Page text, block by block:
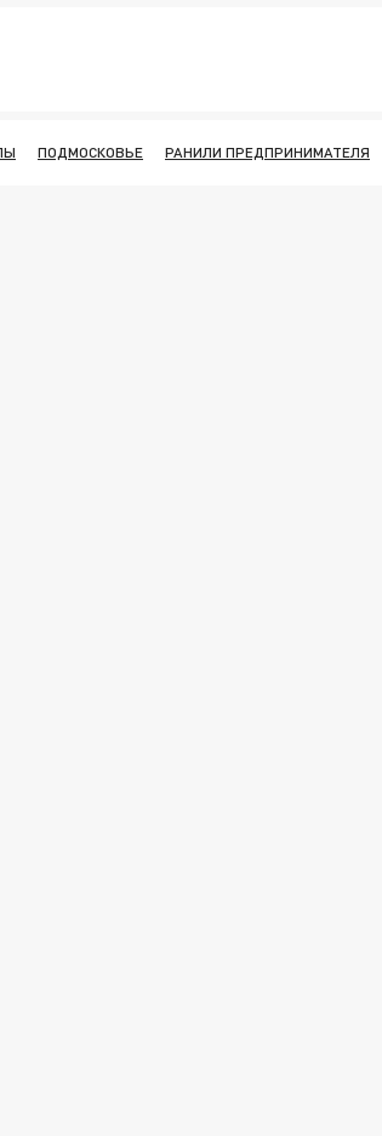
ПОДМОСКОВЬЕ РАНИЛИ ПРЕДПРИНИМАТЕЛЯ